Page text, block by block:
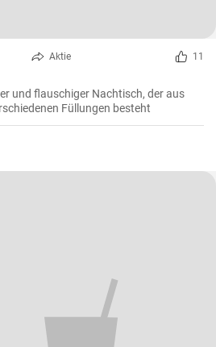
Aktie 11
und flauschiger Nachtisch, der aus
Füllungen besteht